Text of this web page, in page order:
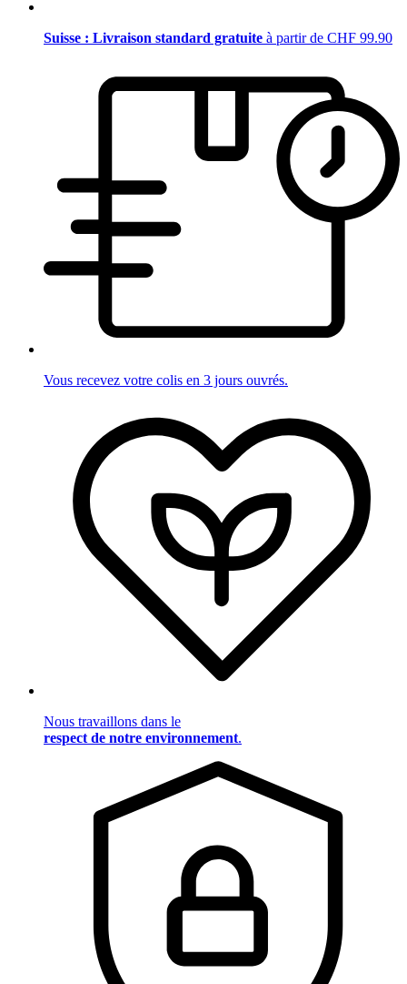
Suisse : Livraison standard gratuite à partir de CHF 99.90
Vous recevez votre colis en 3 jours ouvrés.
Nous travaillons dans le
respect de notre environnement.